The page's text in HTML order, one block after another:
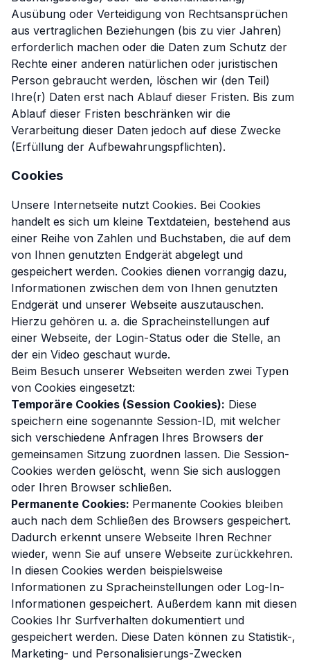
Ausübung oder Verteidigung von Rechtsansprüchen
aus vertraglichen Beziehungen (bis zu vier Jahren)
erforderlich machen oder die Daten zum Schutz der
Rechte einer anderen natürlichen oder juristischen
Person gebraucht werden, löschen wir (den Teil)
Ihre(r) Daten erst nach Ablauf dieser Fristen. Bis zum
Ablauf dieser Fristen beschränken wir die
Verarbeitung dieser Daten jedoch auf diese Zwecke
(Erfüllung der Aufbewahrungspflichten).
Cookies
Unsere Internetseite nutzt Cookies. Bei Cookies
handelt es sich um kleine Textdateien, bestehend aus
einer Reihe von Zahlen und Buchstaben, die auf dem
von Ihnen genutzten Endgerät abgelegt und
gespeichert werden. Cookies dienen vorrangig dazu,
Informationen zwischen dem von Ihnen genutzten
Endgerät und unserer Webseite auszutauschen.
Hierzu gehören u. a. die Spracheinstellungen auf
einer Webseite, der Login-Status oder die Stelle, an
der ein Video geschaut wurde.
Beim Besuch unserer Webseiten werden zwei Typen
von Cookies eingesetzt:
Temporäre Cookies (Session Cookies): Diese
speichern eine sogenannte Session-ID, mit welcher
sich verschiedene Anfragen Ihres Browsers der
gemeinsamen Sitzung zuordnen lassen. Die Session-
Cookies werden gelöscht, wenn Sie sich ausloggen
oder Ihren Browser schließen.
Permanente Cookies: Permanente Cookies bleiben
auch nach dem Schließen des Browsers gespeichert.
Dadurch erkennt unsere Webseite Ihren Rechner
wieder, wenn Sie auf unsere Webseite zurückkehren.
In diesen Cookies werden beispielsweise
Informationen zu Spracheinstellungen oder Log-In-
Informationen gespeichert. Außerdem kann mit diesen
Cookies Ihr Surfverhalten dokumentiert und
gespeichert werden. Diese Daten können zu Statistik-,
Marketing- und Personalisierungs-Zwecken